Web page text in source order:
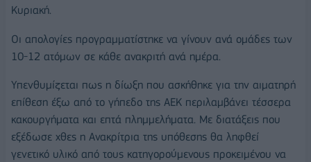
Κυριακή.
Οι απολογίες προγραμματίστηκε να γίνουν ανά ομάδες των
10-12 ατόμων σε κάθε ανακριτή ανά ημέρα.
Υπενθυμίζεται πως η δίωξη που ασκήθηκε για την αιματηρή
επίθεση έξω από το γήπεδο της ΑΕΚ περιλαμβάνει τέσσερα
κακουργήματα και επτά πλημμελήματα. Με διατάξεις που
εξέδωσε χθες η Ανακρίτρια της υπόθεσης θα ληφθεί
γενετικό υλικό από τους κατηγορούμενους προκειμένου να